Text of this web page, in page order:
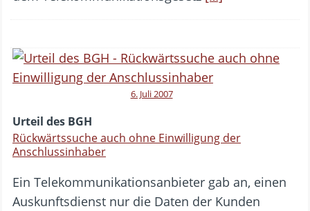
6. Juli 2007
Urteil des BGH
Rückwärtssuche auch ohne Einwilligung der
Anschlussinhaber
Ein Telekommunikationsanbieter gab an, einen
Auskunftsdienst nur die Daten der Kunden